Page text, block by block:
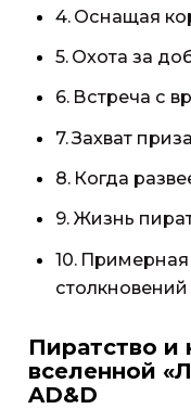
Оснащая
Охота за
Встреча с
Захват приза
Когда
Жизнь
Примерная
Пиратство и
вселенной
AD&D